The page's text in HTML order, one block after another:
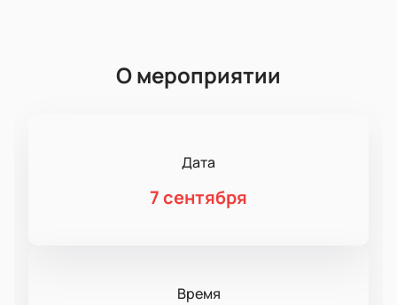
О мероприятии
Дата
7 сентября
Время